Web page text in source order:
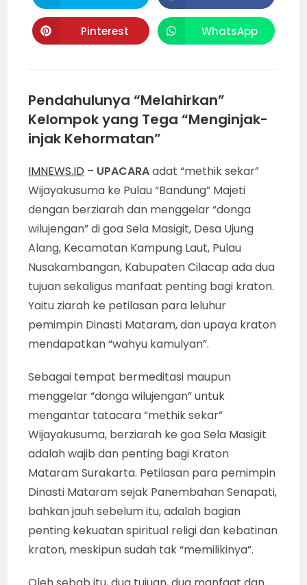
in
a
new
window
in
a
new
window
Opens
in
Pinterest Opens
in
WhatsApp
Pendahulunya “Melahirkan”
Kelompok yang Tega “Menginjak-
injak Kehormatan”
IMNEWS.ID – UPACARAadat “methik sekar”
Wijayakusuma ke Pulau “Bandung” Majeti
dengan berziarah dan menggelar “donga
wilujengan” di goa Sela Masigit, Desa Ujung
Alang, Kecamatan Kampung Laut, Pulau
Nusakambangan, Kabupaten Cilacap ada dua
tujuan sekaligus manfaat penting bagi kraton.
Yaitu ziarah ke petilasan para leluhur
pemimpin Dinasti Mataram, dan upaya kraton
mendapatkan “wahyu kamulyan”.
Sebagai tempat bermeditasi maupun
menggelar “donga wilujengan” untuk
mengantar tatacara “methik sekar”
Wijayakusuma, berziarah ke goa Sela Masigit
adalah wajib dan penting bagi Kraton
Mataram Surakarta. Petilasan para pemimpin
Dinasti Mataram sejak Panembahan Senapati,
bahkan jauh sebelum itu, adalah bagian
penting kekuatan spiritual religi dan kebatinan
kraton, meskipun sudah tak “memilikinya”.